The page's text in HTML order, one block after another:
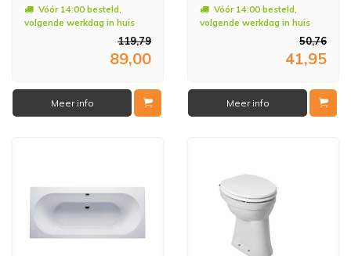
Vóór 14:00 besteld,
volgende werkdag in huis
119,79
89,00
Meer info
Vóór 14:00 besteld,
volgende werkdag in huis
50,76
41,95
Meer info